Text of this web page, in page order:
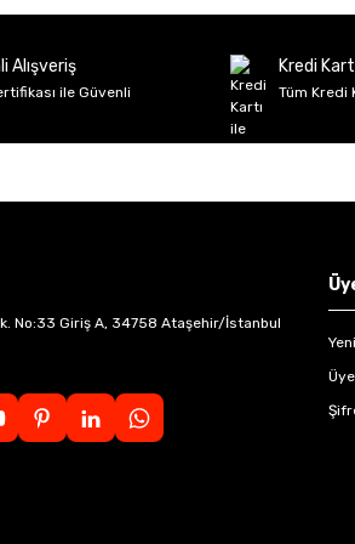
daha pahalı.
alternatifler olmalı.
Alışveriş
ile Güvenli
Kredi
Tüm Kredi
No:33 Giriş A, 34758 Ataşehir/İstanbul